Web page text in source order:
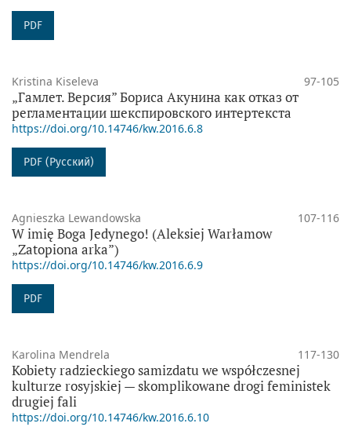
PDF
Kristina Kiseleva 97-105
„Гамлет. Версия” Бориса Акунина как отказ от
регламентации шекспировского интертекста
https://doi.org/10.14746/kw.2016.6.8
PDF (Русский)
Agnieszka Lewandowska 107-116
W imię Boga Jedynego! (Aleksiej Warłamow
„Zatopiona arka”)
https://doi.org/10.14746/kw.2016.6.9
PDF
Karolina Mendrela 117-130
Kobiety radzieckiego samizdatu we współczesnej
kulturze rosyjskiej — skomplikowane drogi feministek
drugiej fali
https://doi.org/10.14746/kw.2016.6.10